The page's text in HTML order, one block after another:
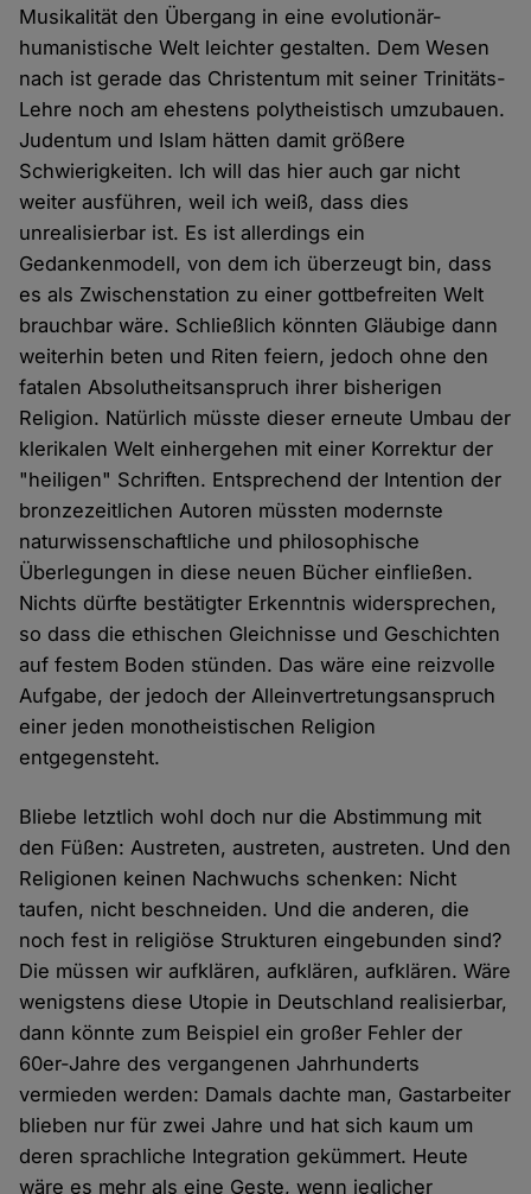
Musikalität den Übergang in eine evolutionär-
humanistische Welt leichter gestalten. Dem Wesen
nach ist gerade das Christentum mit seiner Trinitäts-
Lehre noch am ehestens polytheistisch umzubauen.
Judentum und Islam hätten damit größere
Schwierigkeiten. Ich will das hier auch gar nicht
weiter ausführen, weil ich weiß, dass dies
unrealisierbar ist. Es ist allerdings ein
Gedankenmodell, von dem ich überzeugt bin, dass
es als Zwischenstation zu einer gottbefreiten Welt
brauchbar wäre. Schließlich könnten Gläubige dann
weiterhin beten und Riten feiern, jedoch ohne den
fatalen Absolutheitsanspruch ihrer bisherigen
Religion. Natürlich müsste dieser erneute Umbau der
klerikalen Welt einhergehen mit einer Korrektur der
"heiligen" Schriften. Entsprechend der Intention der
bronzezeitlichen Autoren müssten modernste
naturwissenschaftliche und philosophische
Überlegungen in diese neuen Bücher einfließen.
Nichts dürfte bestätigter Erkenntnis widersprechen,
so dass die ethischen Gleichnisse und Geschichten
auf festem Boden stünden. Das wäre eine reizvolle
Aufgabe, der jedoch der Alleinvertretungsanspruch
einer jeden monotheistischen Religion
entgegensteht.
Bliebe letztlich wohl doch nur die Abstimmung mit
den Füßen: Austreten, austreten, austreten. Und den
Religionen keinen Nachwuchs schenken: Nicht
taufen, nicht beschneiden. Und die anderen, die
noch fest in religiöse Strukturen eingebunden sind?
Die müssen wir aufklären, aufklären, aufklären. Wäre
wenigstens diese Utopie in Deutschland realisierbar,
dann könnte zum Beispiel ein großer Fehler der
60er-Jahre des vergangenen Jahrhunderts
vermieden werden: Damals dachte man, Gastarbeiter
blieben nur für zwei Jahre und hat sich kaum um
deren sprachliche Integration gekümmert. Heute
wäre es mehr als eine Geste, wenn jeglicher